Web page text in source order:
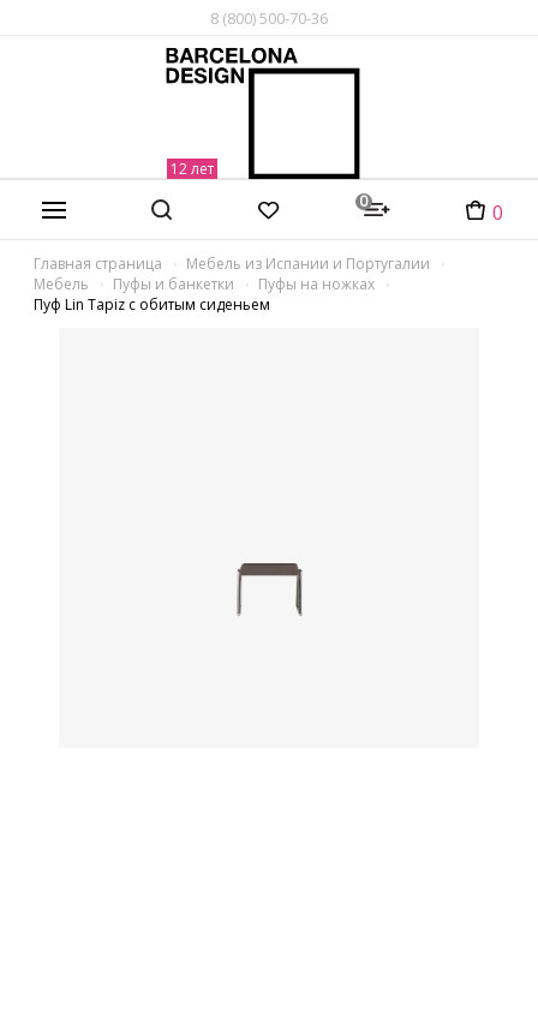
8 (800) 500-70-36
0 0
Главная страница
Мебель из Испании и Португалии
Мебель
Пуфы и банкетки
Пуфы на ножках
Пуф Lin Tapiz с обитым сиденьем